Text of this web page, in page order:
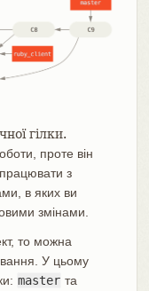
гілки.
проте він
з
в яких ви
змінами.
то можна
У цьому
master та